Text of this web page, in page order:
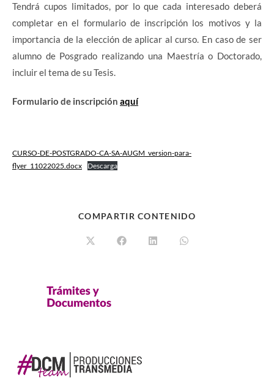
Tendrá cupos limitados, por lo que cada interesado deberá
completar en el formulario de inscripción los motivos y la
importancia de la elección de aplicar al curso. En caso de ser
alumno de Posgrado realizando una Maestría o Doctorado,
incluir el tema de su Tesis.
Formulario de inscripción aquí
CURSO-DE-POSTGRADO-CA-SA-AUGM_version-para-
flyer_11022025.docx
Descarga
COMPARTIR CONTENIDO